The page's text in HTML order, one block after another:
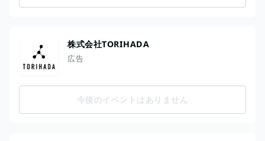
株式会社TORIHADA
広告
今後のイベントはありません